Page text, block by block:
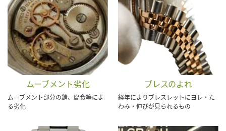
ムーブメント劣化
ムーブメント部分の錆、腐食等によ
る劣化
ブレスのよれ
経年によりブレスレットにヨレ・た
わみ・伸びが見られるもの